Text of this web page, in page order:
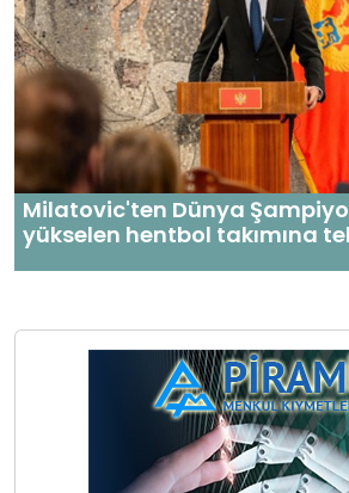
Milatovic'ten Dünya
yükselen hentbol takımına